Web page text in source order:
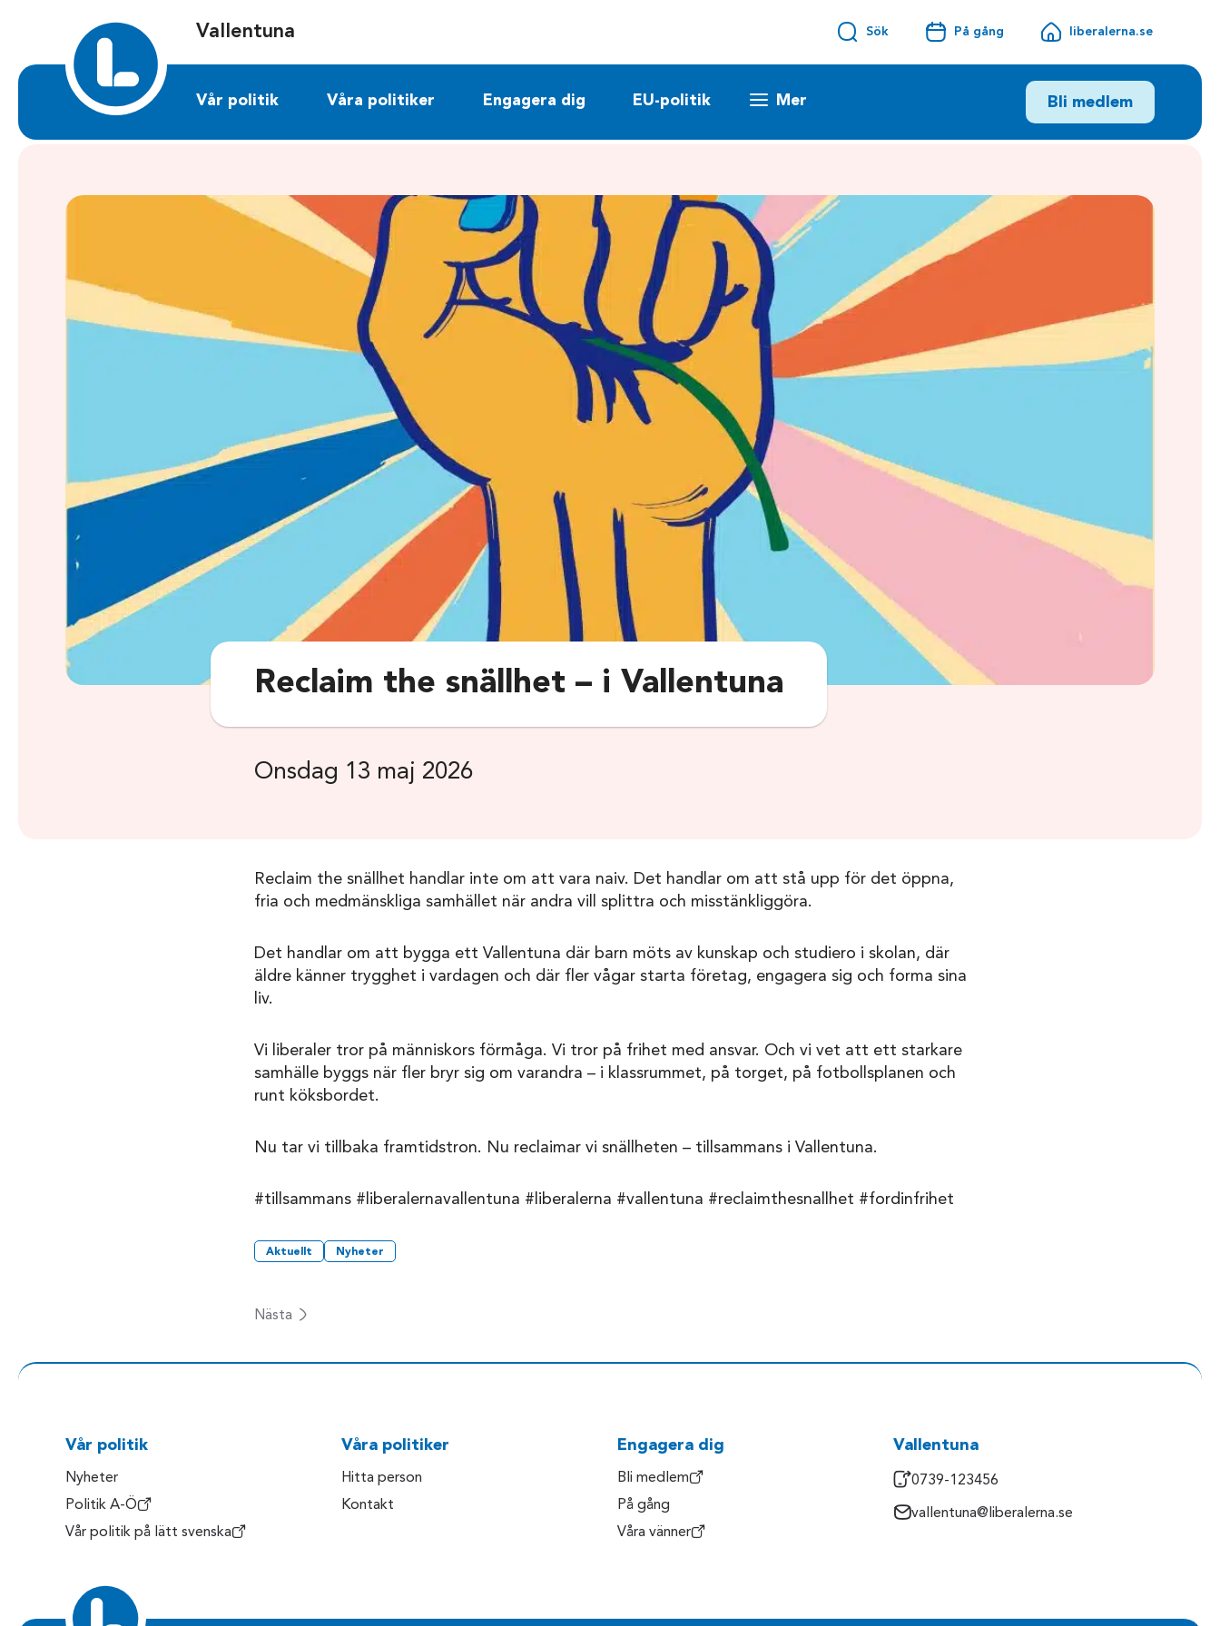
Vallentuna Sök På gång liberalerna.se
Vår politik Våra politiker Engagera dig EU-politik Mer Bli medlem
Reclaim the snällhet – i Vallentuna
Onsdag 13 maj 2026
Reclaim the snällhet handlar inte om att vara naiv. Det handlar om att stå upp för det öppna,
fria och medmänskliga samhället när andra vill splittra och misstänkliggöra.
Det handlar om att bygga ett Vallentuna där barn möts av kunskap och studiero i skolan, där
äldre känner trygghet i vardagen och där fler vågar starta företag, engagera sig och forma sina
liv.
Vi liberaler tror på människors förmåga. Vi tror på frihet med ansvar. Och vi vet att ett starkare
samhälle byggs när fler bryr sig om varandra – i klassrummet, på torget, på fotbollsplanen och
runt köksbordet.
Nu tar vi tillbaka framtidstron. Nu reclaimar vi snällheten – tillsammans i Vallentuna.
#tillsammans #liberalernavallentuna #liberalerna #vallentuna #reclaimthesnallhet #fordinfrihet
Aktuellt Nyheter
Nästa
Vår politik
Nyheter
Politik A-Ö
Vår politik på lätt svenska
Våra politiker
Hitta person
Kontakt
Engagera dig
Bli medlem
På gång
Våra vänner
Vallentuna
0739-123456
vallentuna@liberalerna.se